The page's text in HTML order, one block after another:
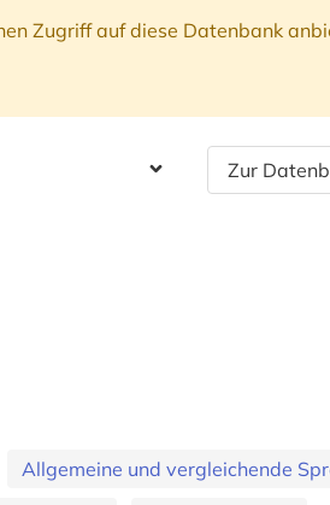
Zugriff auf diese Datenbank
Zur
Allgemeine und vergleichende